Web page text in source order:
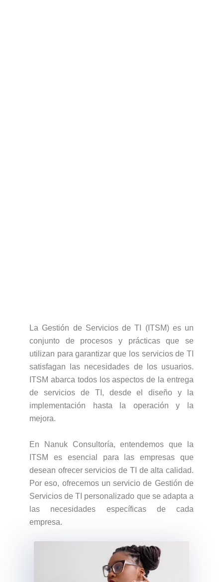
La Gestión de Servicios de TI (ITSM) es un
conjunto de procesos y prácticas que se
utilizan para garantizar que los servicios de TI
satisfagan las necesidades de los usuarios.
ITSM abarca todos los aspectos de la entrega
de servicios de TI, desde el diseño y la
implementación hasta la operación y la
mejora.
En Nanuk Consultoría, entendemos que la
ITSM es esencial para las empresas que
desean ofrecer servicios de TI de alta calidad.
Por eso, ofrecemos un servicio de Gestión de
Servicios de TI personalizado que se adapta a
las necesidades específicas de cada
empresa.